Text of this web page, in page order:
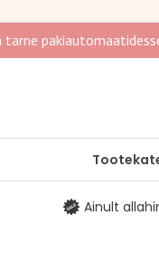
tarne
Ainult